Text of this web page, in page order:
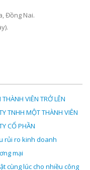
Đồng Nai.
VIÊN TRỞ LÊN
TNHH MỘT THÀNH VIÊN
CỔ PHẦN
rủi ro kinh doanh
mại
cùng lúc cho nhiều công